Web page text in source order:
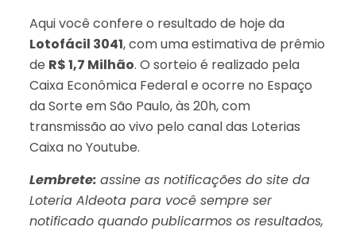
Aqui você confere o resultado de hoje da
Lotofácil 3041, com uma estimativa de prêmio
de R$ 1,7 Milhão. O sorteio é realizado pela
Caixa Econômica Federal e ocorre no Espaço
da Sorte em São Paulo, às 20h, com
transmissão ao vivo pelo canal das Loterias
Caixa no Youtube.
Lembrete: assine as notificações do site da
Loteria Aldeota para você sempre ser
notificado quando publicarmos os resultados,